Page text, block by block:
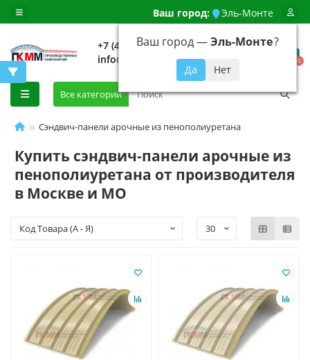
Ваш город: Эль-Монте
Ваш город —Эль-Монте?
+7 (499) 648-92-94
info@evroshtaketnikmoskva.ru
0
Все категории
Сэндвич-панели арочные из пенополиуретана
Купить сэндвич-панели арочные из
пенополиуретана от производителя
в Москве и МО